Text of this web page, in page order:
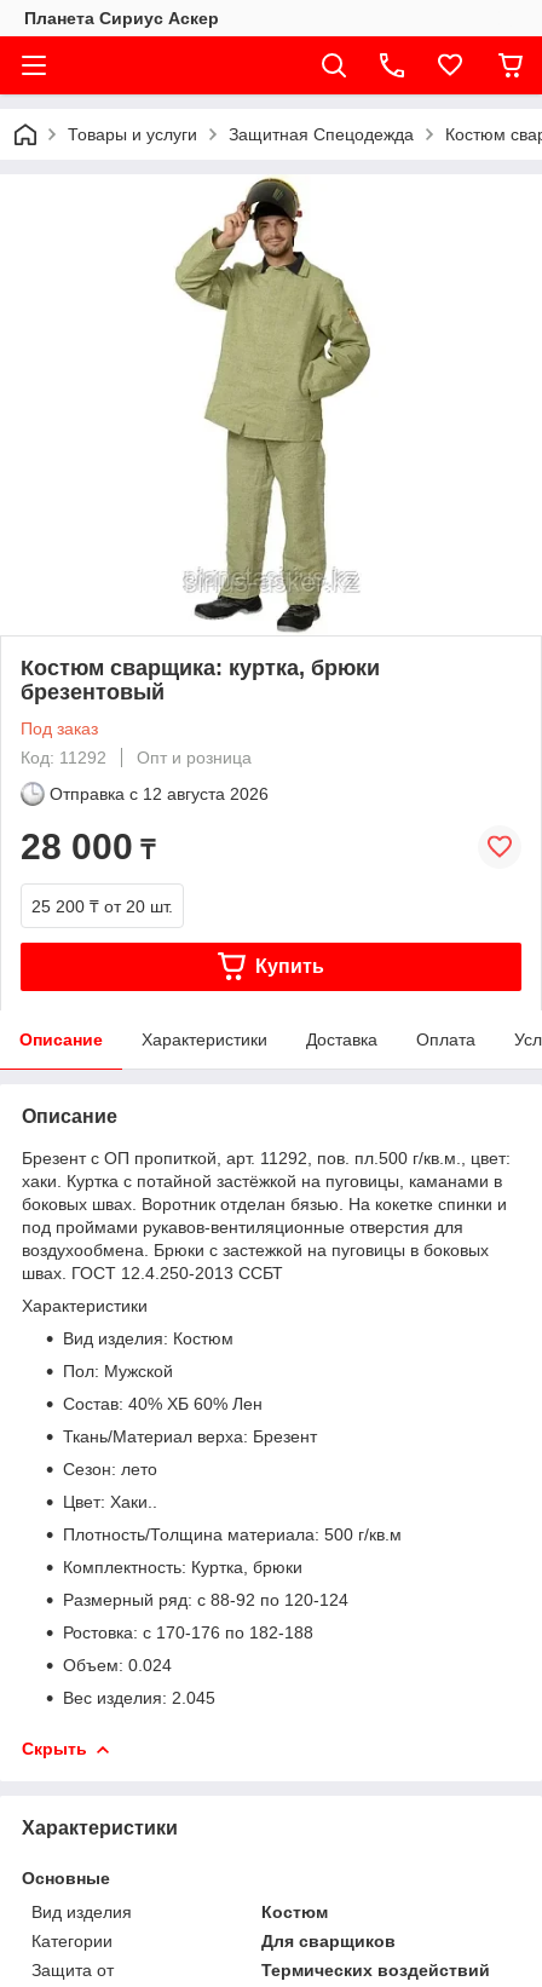
Планета Сириус Аскер
Товары и услуги Защитная Спецодежда Костюм
Костюм сварщика: куртка, брюки
брезентовый
Под заказ
Код: 11292
Опт и розница
Отправка с 12 августа 2026
28 000 ₸
25 200 ₸ от 20 шт.
Купить
Описание Характеристики Доставка Оплата
Описание
Брезент с ОП пропиткой, арт. 11292, пов. пл.500 г/кв.м., цвет:
хаки. Куртка с потайной застёжкой на пуговицы, каманами в
боковых швах. Воротник отделан бязью. На кокетке спинки и
под проймами рукавов-вентиляционные отверстия для
воздухообмена. Брюки с застежкой на пуговицы в боковых
швах. ГОСТ 12.4.250-2013 ССБТ
Характеристики
Вид изделия: Костюм
Пол: Мужской
Состав: 40% ХБ 60% Лен
Ткань/Материал верха: Брезент
Сезон: лето
Цвет: Хаки..
Плотность/Толщина материала: 500 г/кв.м
Комплектность: Куртка, брюки
Размерный ряд: с 88-92 по 120-124
Ростовка: с 170-176 по 182-188
Объем: 0.024
Вес изделия: 2.045
Скрыть
Характеристики
Основные
Вид изделия
Костюм
Категории
Для сварщиков
Защита от
Термических воздействий